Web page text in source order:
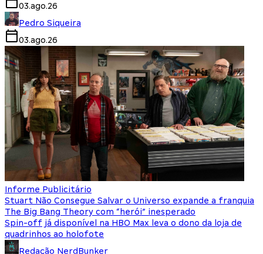
03.ago.26
Pedro Siqueira
03.ago.26
Informe Publicitário
Stuart Não Consegue Salvar o Universo expande a franquia
The Big Bang Theory com “herói” inesperado
Spin-off já disponível na HBO Max leva o dono da loja de
quadrinhos ao holofote
Redação NerdBunker